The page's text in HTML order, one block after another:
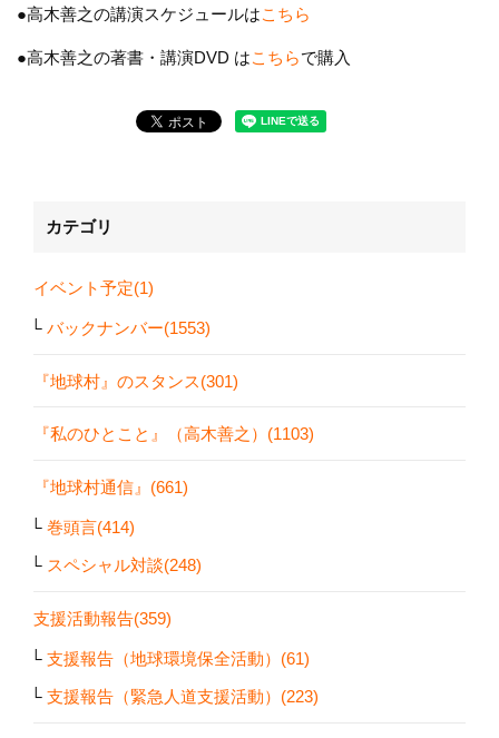
●高木善之の講演スケジュールはこちら
●高木善之の著書・講演DVD はこちらで購入
カテゴリ
イベント予定(1)
バックナンバー(1553)
『地球村』のスタンス(301)
『私のひとこと』（高木善之）(1103)
『地球村通信』(661)
巻頭言(414)
スペシャル対談(248)
支援活動報告(359)
支援報告（地球環境保全活動）(61)
支援報告（緊急人道支援活動）(223)